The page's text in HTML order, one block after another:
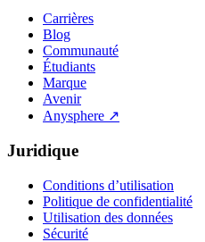
Carrières
Blog
Communauté
Étudiants
Marque
Avenir
Anysphere ↗
Juridique
Conditions d’utilisation
Politique de confidentialité
Utilisation des données
Sécurité